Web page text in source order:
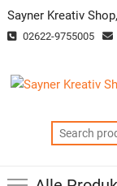
Skip
to
Sayner Kreativ
02622-9755005